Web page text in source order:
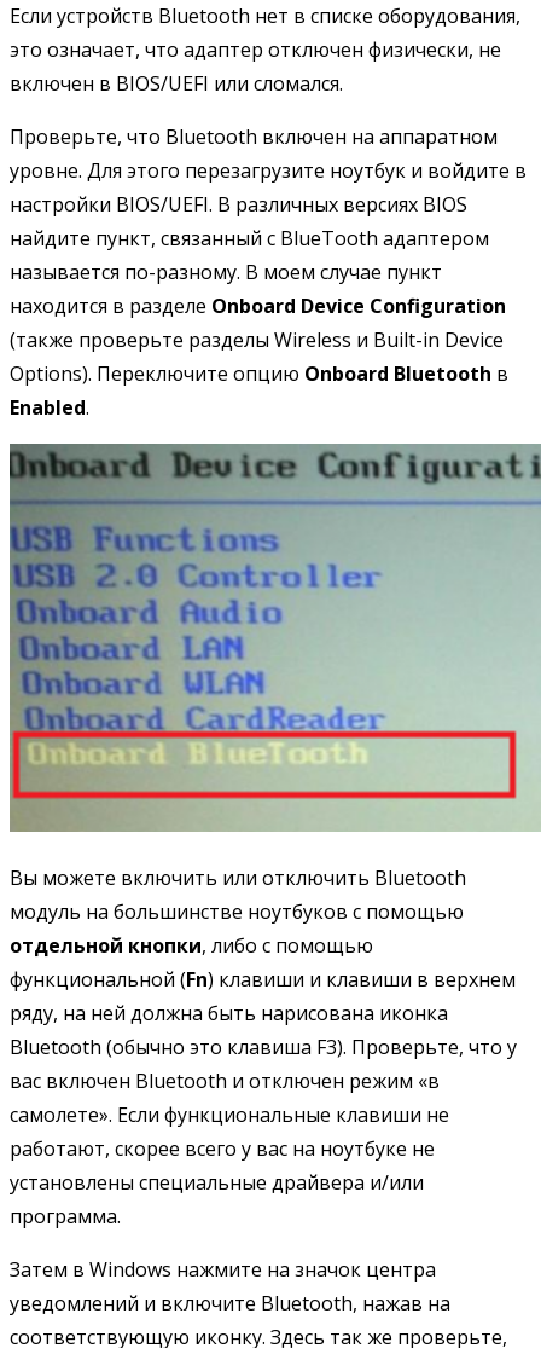
Если устройств Bluetooth нет в списке оборудования,
это означает, что адаптер отключен физически, не
включен в BIOS/UEFI или сломался.
Проверьте, что Bluetooth включен на аппаратном
уровне. Для этого перезагрузите ноутбук и войдите в
настройки BIOS/UEFI. В различных версиях BIOS
найдите пункт, связанный с BlueTooth адаптером
называется по-разному. В моем случае пункт
находится в разделе Onboard Device Configuration
(также проверьте разделы Wireless и Built-in Device
Options). Переключите опцию Onboard Bluetooth в
Enabled.
Вы можете включить или отключить Bluetooth
модуль на большинстве ноутбуков с помощью
отдельной кнопки, либо с помощью
функциональной (Fn) клавиши и клавиши в верхнем
ряду, на ней должна быть нарисована иконка
Bluetooth (обычно это клавиша F3). Проверьте, что у
вас включен Bluetooth и отключен режим «в
самолете». Если функциональные клавиши не
работают, скорее всего у вас на ноутбуке не
установлены специальные драйвера и/или
программа.
Затем в Windows нажмите на значок центра
уведомлений и включите Bluetooth, нажав на
соответствующую иконку. Здесь так же проверьте,